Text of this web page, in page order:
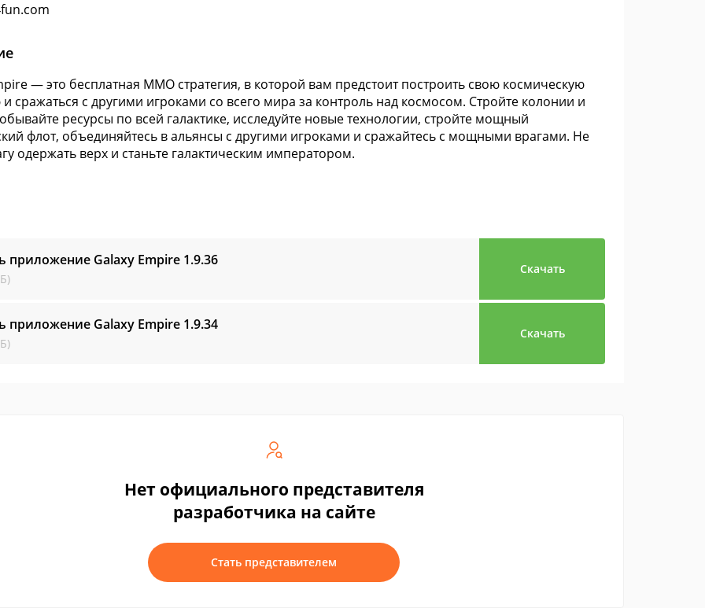
— это бесплатная MMO стратегия, в которой вам предстоит построить свою космическую
сражаться с другими игроками со всего мира за контроль над космосом. Стройте колонии и
ресурсы по всей галактике, исследуйте новые технологии, стройте мощный
флот, объединяйтесь в альянсы с другими игроками и сражайтесь с мощными врагами. Не
одержать верх и станьте галактическим императором.
приложение Galaxy Empire 1.9.36
Скачать
приложение Galaxy Empire 1.9.34
Скачать
Нет официального представителя
разработчика на сайте
Стать представителем